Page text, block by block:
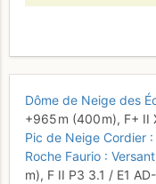
Dôme de Neige des
+965 m (400 m), F+ II
Pic de Neige Cordier
Roche Faurio :
m), F II P3 3.1 / E1 AD-